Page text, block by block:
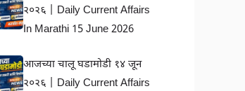
२०२६ | Daily Current Affairs
In Marathi 15 June 2026
आजच्या चालू घडामोडी १४ जून
२०२६ | Daily Current Affairs